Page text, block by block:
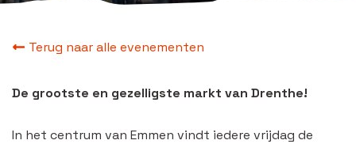
Terug naar alle evenementen
De grootste en gezelligste markt van Drenthe!
In het centrum van Emmen vindt iedere vrijdag de